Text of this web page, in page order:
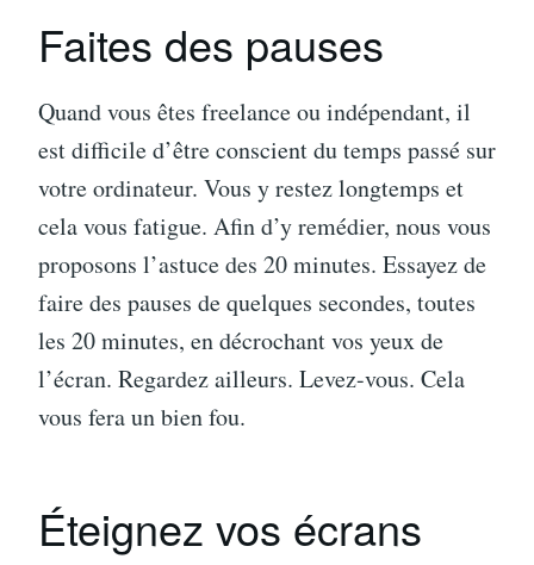
Faites des pauses
Quand vous êtes freelance ou indépendant, il
est difficile d’être conscient du temps passé sur
votre ordinateur. Vous y restez longtemps et
cela vous fatigue. Afin d’y remédier, nous vous
proposons l’astuce des 20 minutes. Essayez de
faire des pauses de quelques secondes, toutes
les 20 minutes, en décrochant vos yeux de
l’écran. Regardez ailleurs. Levez-vous. Cela
vous fera un bien fou.
Éteignez vos écrans